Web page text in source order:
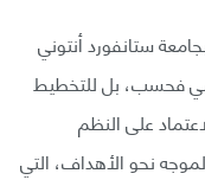
ستانفورد أنتوني
فحسب، بل للتخطيط
على النظم
نحو الأهداف، التي